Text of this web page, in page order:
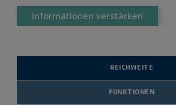
Informationen verstärken
REICHWEITE
FUNKTIONEN